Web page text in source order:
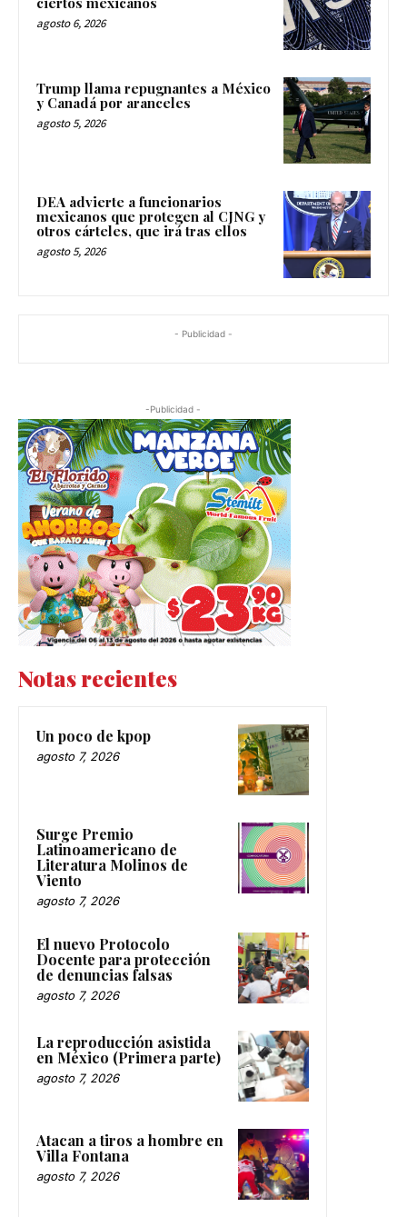
agosto 6, 2026
Trump llama repugnantes a México
y Canadá por aranceles
agosto 5, 2026
DEA advierte a funcionarios
mexicanos que protegen al CJNG y
otros cárteles, que irá tras ellos
agosto 5, 2026
- Publicidad -
-Publicidad -
Notas recientes
Un poco de kpop
agosto 7, 2026
Surge Premio
Latinoamericano de
Literatura Molinos de
Viento
agosto 7, 2026
El nuevo Protocolo
Docente para protección
de denuncias falsas
agosto 7, 2026
La reproducción asistida
en México (Primera parte)
agosto 7, 2026
Atacan a tiros a hombre en
Villa Fontana
agosto 7, 2026